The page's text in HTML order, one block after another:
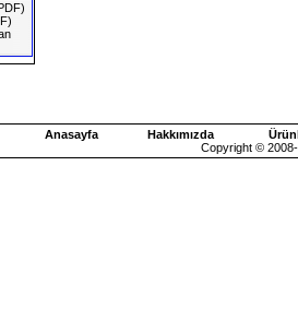
Anasayfa Hakkımızda
Copyright ©